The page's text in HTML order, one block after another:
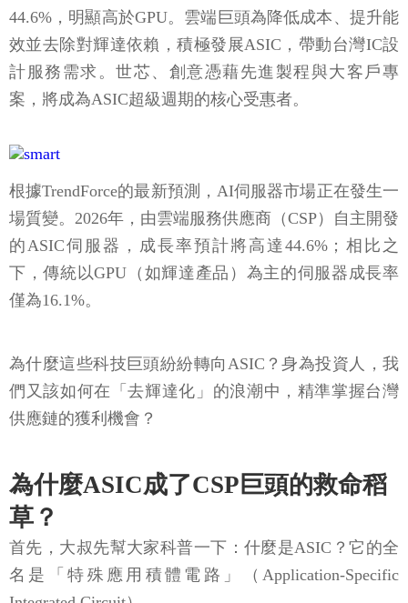
44.6%，明顯高於GPU。雲端巨頭為降低成本、提升能
效並去除對輝達依賴，積極發展ASIC，帶動台灣IC設
計服務需求。世芯、創意憑藉先進製程與大客戶專
案，將成為ASIC超級週期的核心受惠者。
根據TrendForce的最新預測，AI伺服器市場正在發生一
場質變。2026年，由雲端服務供應商（CSP）自主開發
的ASIC伺服器，成長率預計將高達44.6%；相比之
下，傳統以GPU（如輝達產品）為主的伺服器成長率
僅為16.1%。
為什麼這些科技巨頭紛紛轉向ASIC？身為投資人，我
們又該如何在「去輝達化」的浪潮中，精準掌握台灣
供應鏈的獲利機會？
為什麼ASIC成了CSP巨頭的救命稻
草？
首先，大叔先幫大家科普一下：什麼是ASIC？它的全
名是「特殊應用積體電路」（Application-Specific